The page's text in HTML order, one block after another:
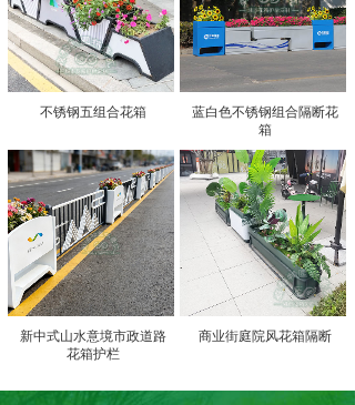
不锈钢五组合花箱
蓝白色不锈钢组合隔断花
箱
新中式山水意境市政道路
花箱护栏
商业街庭院风花箱隔断